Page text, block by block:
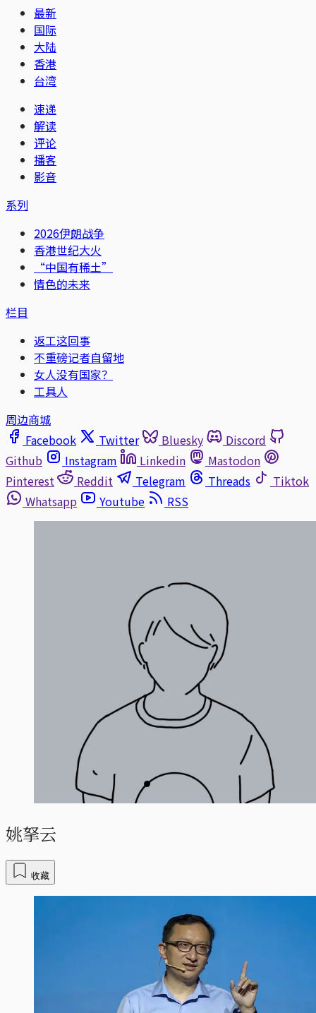
最新
国际
大陆
香港
台湾
速递
解读
评论
播客
影音
系列
2026伊朗战争
香港世纪大火
“中国有稀土”
情色的未来
栏目
返工这回事
不重磅记者自留地
女人没有国家？
工具人
周边商城
Facebook
Twitter Bluesky
Discord
Github
Instagram Linkedin
Mastodon
Pinterest
Reddit Telegram Threads
Tiktok
Whatsapp
Youtube RSS
姚拏云
收藏